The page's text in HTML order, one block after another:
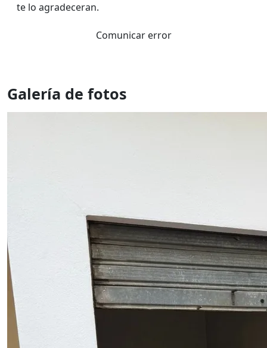
te lo agradeceran.
Comunicar error
Galería de fotos